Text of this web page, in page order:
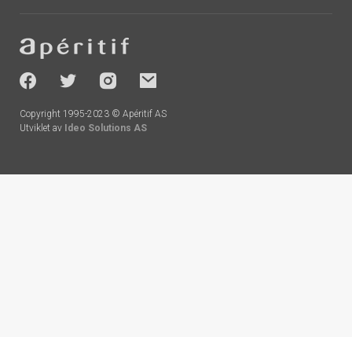
-
socials
Copyright 1995-2023 © Apéritif AS
Utviklet av Ideo Solutions AS